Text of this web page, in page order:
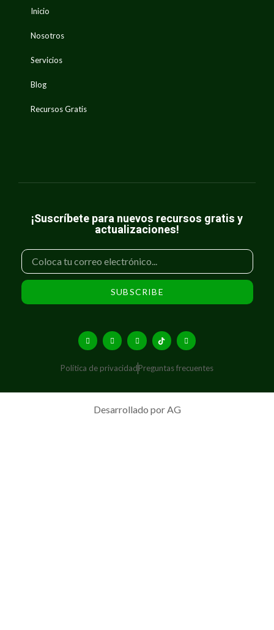
Inicio
Nosotros
Servicios
Blog
Recursos Gratis
¡Suscríbete para nuevos recursos gratis y
actualizaciones!
SUBSCRIBE
Política de privacidadPreguntas frecuentes
Desarrollado por AG